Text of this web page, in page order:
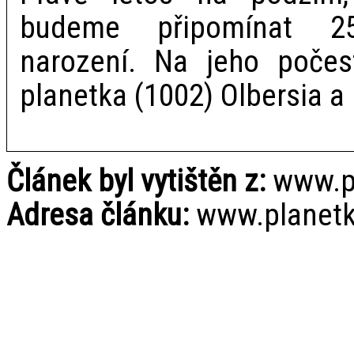
budeme připomínat
narození. Na jeho
planetka (1002) Olbersia
Článek byl vytištěn z:
Adresa článku: